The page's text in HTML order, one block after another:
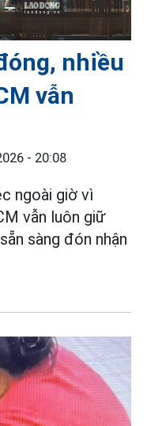
nhiều
vẫn
- 20:08
ngoài giờ vì
vẫn luôn giữ
sàng đón nhận